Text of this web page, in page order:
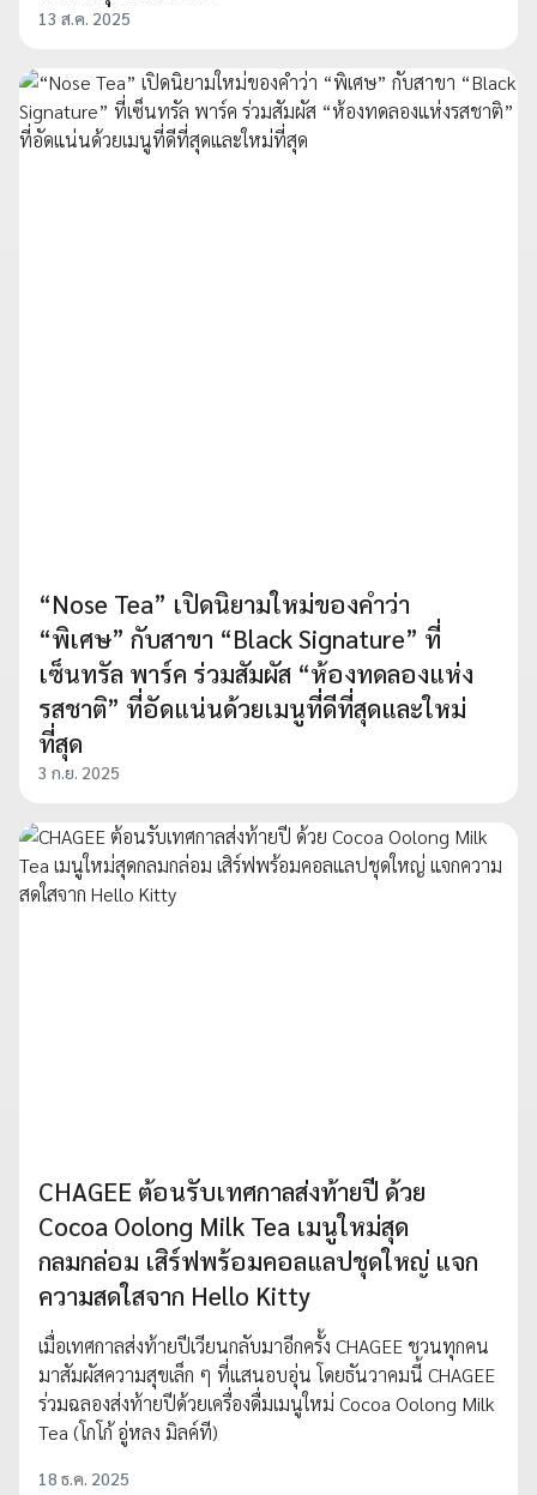
13 ส.ค. 2025
“Nose Tea” เปิดนิยามใหม่ของคำว่า
“พิเศษ” กับสาขา “Black Signature” ที่
เซ็นทรัล พาร์ค ร่วมสัมผัส “ห้องทดลองแห่ง
รสชาติ” ที่อัดแน่นด้วยเมนูที่ดีที่สุดและใหม่
ที่สุด
3 ก.ย. 2025
CHAGEE ต้อนรับเทศกาลส่งท้ายปี ด้วย
Cocoa Oolong Milk Tea เมนูใหม่สุด
กลมกล่อม เสิร์ฟพร้อมคอลแลปชุดใหญ่ แจก
ความสดใสจาก Hello Kitty
เมื่อเทศกาลส่งท้ายปีเวียนกลับมาอีกครั้ง CHAGEE ชวนทุกคน
มาสัมผัสความสุขเล็ก ๆ ที่แสนอบอุ่น โดยธันวาคมนี้ CHAGEE
ร่วมฉลองส่งท้ายปีด้วยเครื่องดื่มเมนูใหม่ Cocoa Oolong Milk
Tea (โกโก้ อู่หลง มิลค์ที)
18 ธ.ค. 2025